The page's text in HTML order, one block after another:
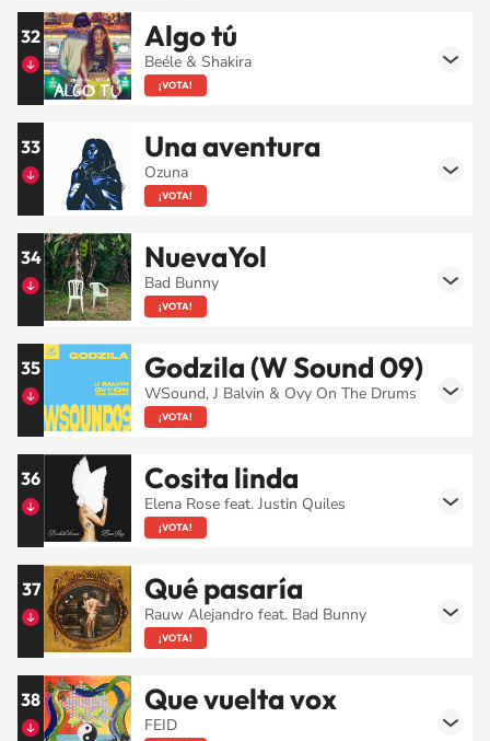
32 Algo tú
Beéle & Shakira
¡VOTA!
33 Una aventura
Ozuna
¡VOTA!
34 NuevaYol
Bad Bunny
¡VOTA!
35 Godzila (W Sound 09)
WSound, J Balvin & Ovy On The Drums
¡VOTA!
36 Cosita linda
Elena Rose feat. Justin Quiles
¡VOTA!
37 Qué pasaría
Rauw Alejandro feat. Bad Bunny
¡VOTA!
38 Que vuelta vox
FEID